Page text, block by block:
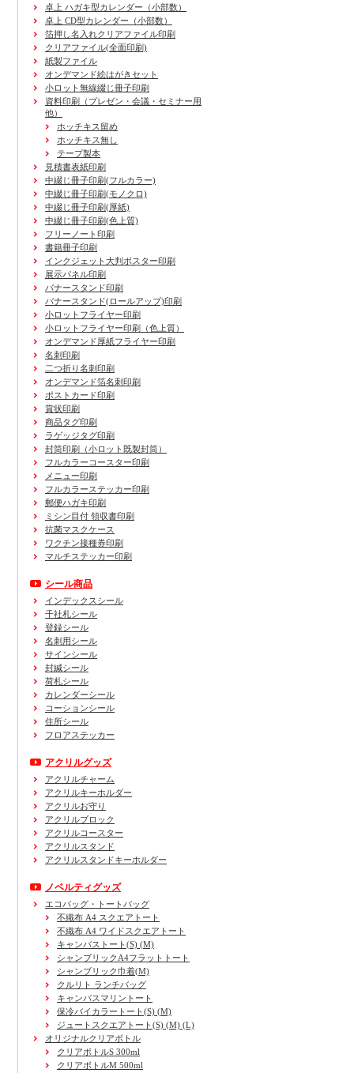
卓上 ハガキ型カレンダー（小部数）
卓上 CD型カレンダー（小部数）
箔押し名入れクリアファイル印刷
クリアファイル(全面印刷)
紙製ファイル
オンデマンド絵はがきセット
小ロット無線綴じ冊子印刷
資料印刷
（プレゼン・会議・セミナー用
他）
ホッチキス留め
ホッチキス無し
テープ製本
見積書表紙印刷
中綴じ冊子印刷(フルカラー)
中綴じ冊子印刷(モノクロ)
中綴じ冊子印刷(厚紙)
中綴じ冊子印刷(色上質)
フリーノート印刷
書籍冊子印刷
インクジェット大判ポスター印刷
展示パネル印刷
バナースタンド印刷
バナースタンド(ロールアップ)印刷
小ロットフライヤー印刷
小ロットフライヤー印刷（色上質）
オンデマンド厚紙フライヤー印刷
名刺印刷
二つ折り名刺印刷
オンデマンド箔名刺印刷
ポストカード印刷
賞状印刷
商品タグ印刷
ラゲッジタグ印刷
封筒印刷
（小ロット既製封筒）
フルカラーコースター印刷
メニュー印刷
フルカラーステッカー印刷
郵便ハガキ印刷
ミシン目付 領収書印刷
抗菌マスクケース
ワクチン接種券印刷
マルチステッカー印刷
シール商品
インデックスシール
千社札シール
登録シール
名刺用シール
サインシール
封緘シール
荷札シール
カレンダーシール
コーションシール
住所シール
フロアステッカー
アクリルグッズ
アクリルチャーム
アクリルキーホルダー
アクリルお守り
アクリルブロック
アクリルコースター
アクリルスタンド
アクリルスタンドキーホルダー
ノベルティグッズ
エコバッグ・トートバッグ
不織布 A4 スクエアトート
不織布 A4 ワイドスクエアトート
キャンバストート(S) (M)
シャンブリックA4フラットトート
シャンブリック巾着(M)
クルリト ランチバッグ
キャンバスマリントート
保冷バイカラートート(S) (M)
ジュートスクエアトート(S) (M) (L)
オリジナルクリアボトル
クリアボトルS 300ml
クリアボトルM 500ml